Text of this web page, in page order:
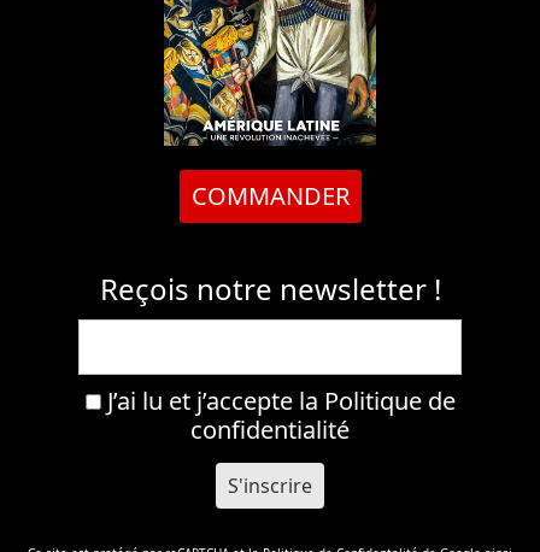
COMMANDER
Reçois notre newsletter !
J’ai lu et j’accepte la Politique de
confidentialité